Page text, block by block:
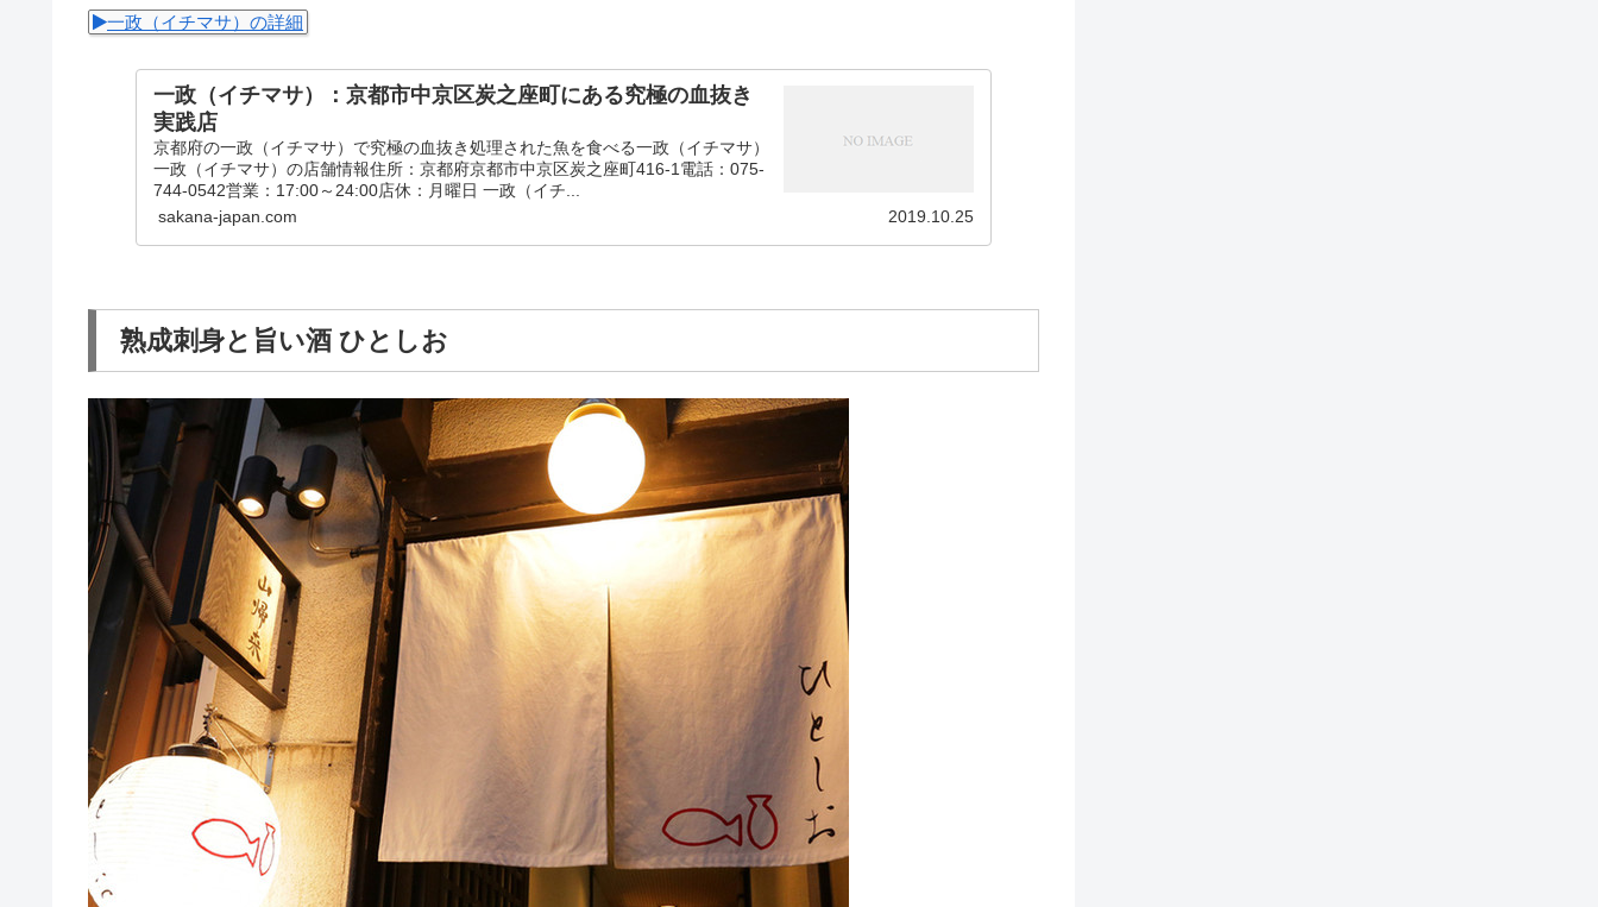
一政（イチマサ）の詳細
一政（イチマサ）：京都市中京区炭之座町にある究極の血抜き
実践店
京都府の一政（イチマサ）で究極の血抜き処理された魚を食べる一政（イチマサ）
一政（イチマサ）の店舗情報住所：京都府京都市中京区炭之座町416-1電話：075-
744-0542営業：17:00～24:00店休：月曜日 一政（イチ...
sakana-japan.com
2019.10.25
熟成刺身と旨い酒 ひとしお